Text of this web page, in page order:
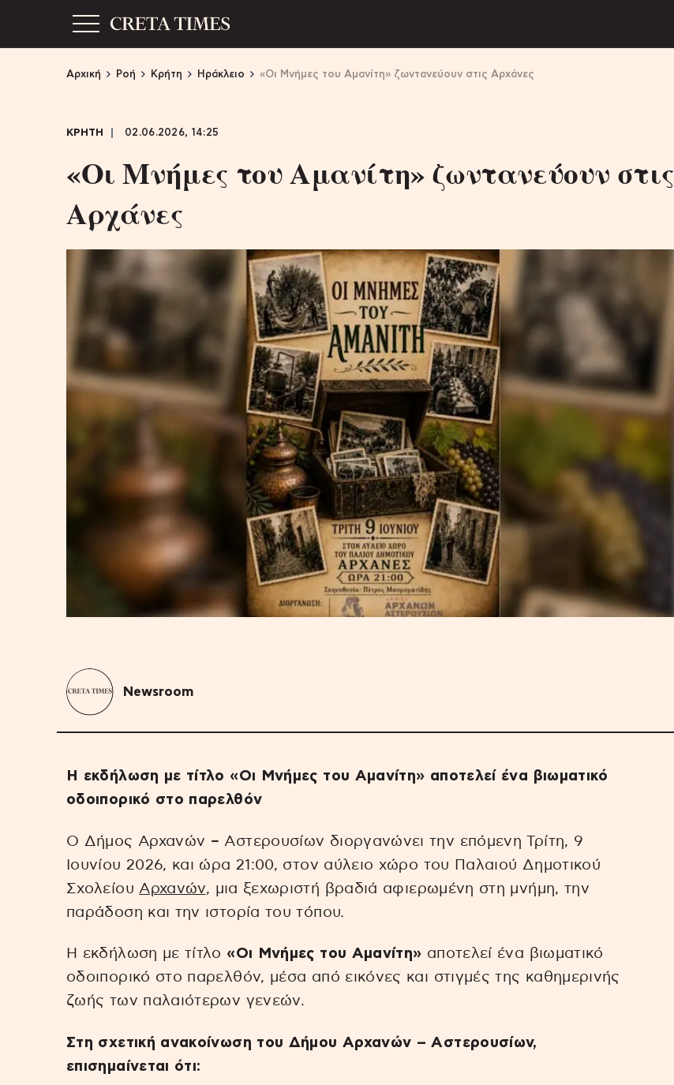
Αρχική Ροή Κρήτη Ηράκλειο «Οι Μνήμες του Αμανίτη» ζωντανεύουν στις Αρχάνες
ΚΡΗΤΗ 02.06.2026, 14:25
«Οι Μνήμες του Αμανίτη» ζωντανεύουν στις
Αρχάνες
Newsroom
Η εκδήλωση με τίτλο «Οι Μνήμες του Αμανίτη» αποτελεί ένα βιωματικό
οδοιπορικό στο παρελθόν
Ο Δήμος Αρχανών – Αστερουσίων διοργανώνει την επόμενη Τρίτη, 9
Ιουνίου 2026, και ώρα 21:00, στον αύλειο χώρο του Παλαιού Δημοτικού
Σχολείου Αρχανών, μια ξεχωριστή βραδιά αφιερωμένη στη μνήμη, την
παράδοση και την ιστορία του τόπου.
Η εκδήλωση με τίτλο «Οι Μνήμες του Αμανίτη» αποτελεί ένα βιωματικό
οδοιπορικό στο παρελθόν, μέσα από εικόνες και στιγμές της καθημερινής
ζωής των παλαιότερων γενεών.
Στη σχετική ανακοίνωση του Δήμου Αρχανών – Αστερουσίων,
επισημαίνεται ότι: